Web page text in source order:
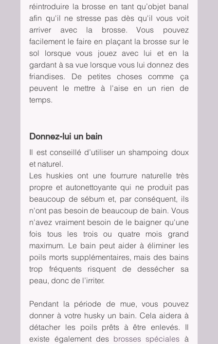
réintroduire la brosse en tant qu’objet banal
afin qu'il ne stresse pas dès qu'il vous voit
arriver avec la brosse. Vous pouvez
facilement le faire en plaçant la brosse sur le
sol lorsque vous jouez avec lui et en la
gardant à sa vue lorsque vous lui donnez des
friandises. De petites choses comme ça
peuvent le mettre à l'aise en un rien de
temps.
Donnez-lui un bain
Il est conseillé d’utiliser un shampoing doux
et naturel.
Les huskies ont une fourrure naturelle très
propre et autonettoyante qui ne produit pas
beaucoup de sébum et, par conséquent, ils
n'ont pas besoin de beaucoup de bain. Vous
n'avez vraiment besoin de le baigner qu'une
fois tous les trois ou quatre mois grand
maximum. Le bain peut aider à éliminer les
poils morts supplémentaires, mais des bains
trop fréquents risquent de dessécher sa
peau, donc de l’irriter.
Pendant la période de mue, vous pouvez
donner à votre husky un bain. Cela aidera à
détacher les poils prêts à être enlevés. Il
existe également des brosses spéciales à